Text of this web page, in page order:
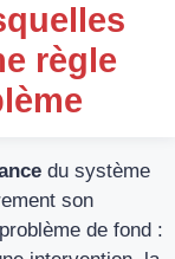
règle
du système
son
de fond :